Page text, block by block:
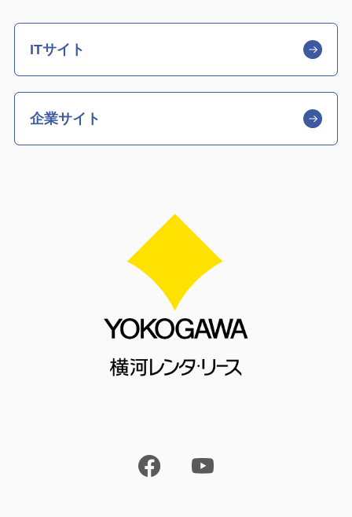
ITサイト
企業サイト